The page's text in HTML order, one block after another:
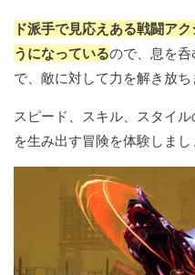
ド派手で見応えある戦闘ア
うになっているので、息を
で、敵に対して力を解き放ち
スピード、スキル、スタイ
を生み出す冒険を体験しまし